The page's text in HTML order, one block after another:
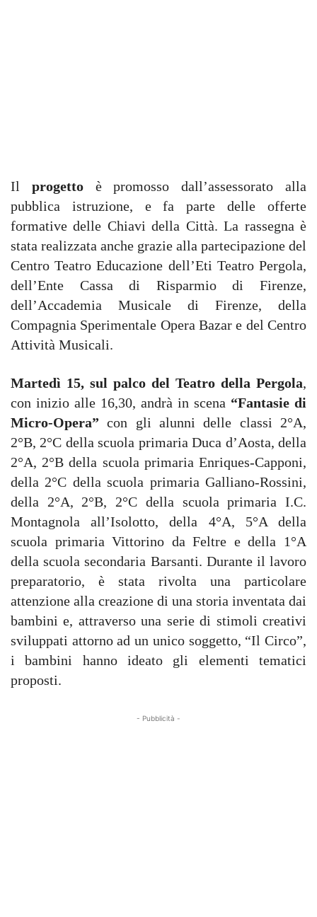
Il progetto è promosso dall’assessorato alla
pubblica istruzione, e fa parte delle offerte
formative delle Chiavi della Città. La rassegna è
stata realizzata anche grazie alla partecipazione del
Centro Teatro Educazione dell’Eti Teatro Pergola,
dell’Ente Cassa di Risparmio di Firenze,
dell’Accademia Musicale di Firenze, della
Compagnia Sperimentale Opera Bazar e del Centro
Attività Musicali.
Martedì 15, sul palco del Teatro della Pergola,
con inizio alle 16,30, andrà in scena “Fantasie di
Micro-Opera” con gli alunni delle classi 2°A,
2°B, 2°C della scuola primaria Duca d’Aosta, della
2°A, 2°B della scuola primaria Enriques-Capponi,
della 2°C della scuola primaria Galliano-Rossini,
della 2°A, 2°B, 2°C della scuola primaria I.C.
Montagnola all’Isolotto, della 4°A, 5°A della
scuola primaria Vittorino da Feltre e della 1°A
della scuola secondaria Barsanti. Durante il lavoro
preparatorio, è stata rivolta una particolare
attenzione alla creazione di una storia inventata dai
bambini e, attraverso una serie di stimoli creativi
sviluppati attorno ad un unico soggetto, “Il Circo”,
i bambini hanno ideato gli elementi tematici
proposti.
- Pubblicità -